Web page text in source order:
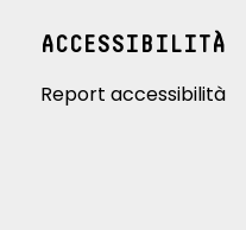
ACCESSIBILITÀ
Report accessibilità